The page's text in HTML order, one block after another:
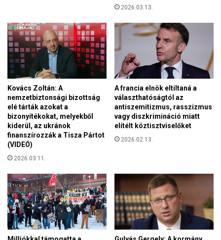
t
á
n
é
a
z
e
r
d
é
l
y
i
M
a
g
a
r
P
o
l
g
á
2026.03.13.
Kovács Zoltán: A
nemzetbiztonsági bizottság
elé tárták azokat a
bizonyítékokat, melyekből
kiderül, az ukránok
finanszírozzák a Tisza Pártot
(VIDEÓ)
2026.03.11.
A francia elnök eltiltaná a
választhatóságtól az
antiszemitizmus, rasszizmus
vagy diszkrimináció miatt
elítélt köztisztviselőket
2026.02.13.